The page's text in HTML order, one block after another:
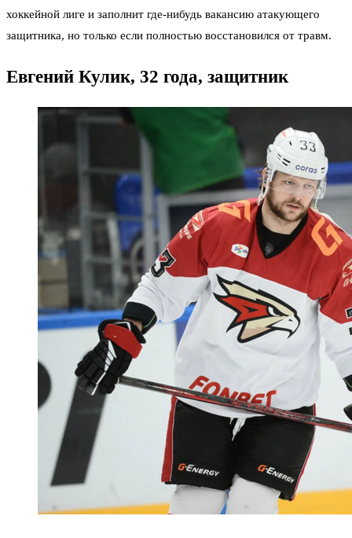
хоккейной лиге и заполнит где-нибудь вакансию атакующего
защитника, но только если полностью восстановился от травм.
Евгений Кулик, 32 года, защитник